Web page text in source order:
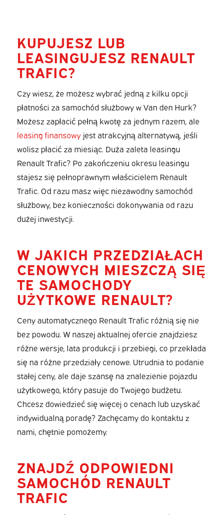
KUPUJESZ LUB
LEASINGUJESZ RENAULT
TRAFIC?
Czy wiesz, że możesz wybrać jedną z kilku opcji
płatności za samochód służbowy w Van den Hurk?
Możesz zapłacić pełną kwotę za jednym razem, ale
leasing finansowyjest atrakcyjną alternatywą, jeśli
wolisz płacić za miesiąc. Duża zaleta leasingu
Renault Trafic? Po zakończeniu okresu leasingu
stajesz się pełnoprawnym właścicielem Renault
Trafic. Od razu masz więc niezawodny samochód
służbowy, bez konieczności dokonywania od razu
dużej inwestycji.
W JAKICH PRZEDZIAŁACH
CENOWYCH MIESZCZĄ SIĘ
TE SAMOCHODY
UŻYTKOWE RENAULT?
Ceny automatycznego Renault Trafic różnią się nie
bez powodu. W naszej aktualnej ofercie znajdziesz
różne wersje, lata produkcji i przebiegi, co przekłada
się na różne przedziały cenowe. Utrudnia to podanie
stałej ceny, ale daje szansę na znalezienie pojazdu
użytkowego, który pasuje do Twojego budżetu.
Chcesz dowiedzieć się więcej o cenach lub uzyskać
indywidualną poradę? Zachęcamy do kontaktu z
nami, chętnie pomożemy.
ZNAJDŹ ODPOWIEDNI
SAMOCHÓD RENAULT
TRAFIC